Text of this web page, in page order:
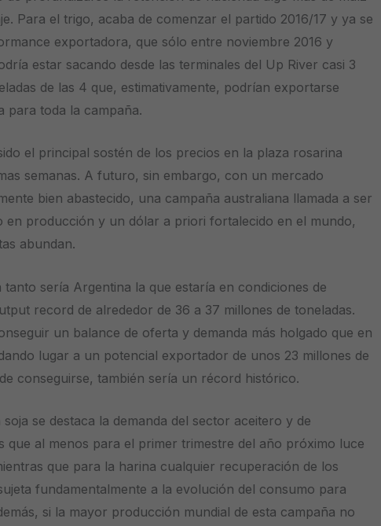
Para el trigo, acaba de comenzar el partido 2016/17 y ya se
exportadora, que sólo entre noviembre 2016 y
estar sacando desde las terminales del Up River casi 3
de las 4 que, estimativamente, podrían exportarse
para toda la campaña.
el principal sostén de los precios en la plaza rosarina
semanas. A futuro, sin embargo, con un mercado
bien abastecido, una campaña australiana llamada a ser
en producción y un dólar a priori fortalecido en el mundo,
abundan.
tanto sería Argentina la que estaría en condiciones de
record de alrededor de 36 a 37 millones de toneladas.
un balance de oferta y demanda más holgado que en
lugar a un potencial exportador de unos 23 millones de
conseguirse, también sería un récord histórico.
se destaca la demanda del sector aceitero y de
que al menos para el primer trimestre del año próximo luce
que para la harina cualquier recuperación de los
fundamentalmente a la evolución del consumo para
si la mayor producción mundial de esta campaña no